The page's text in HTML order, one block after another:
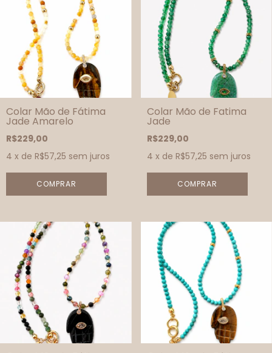
Colar Mão de Fátima
Jade Amarelo
R$229,00
4 x de R$57,25 sem juros
Colar Mão de Fatima
Jade
R$229,00
4 x de R$57,25 sem juros